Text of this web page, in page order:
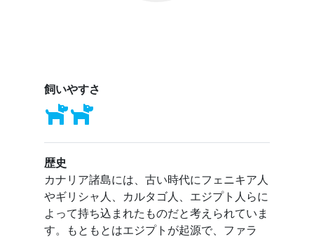
飼いやすさ
歴史
カナリア諸島には、古い時代にフェニキア人
やギリシャ人、カルタゴ人、エジプト人らに
よって持ち込まれたものだと考えられていま
す。もともとはエジプトが起源で、ファラ